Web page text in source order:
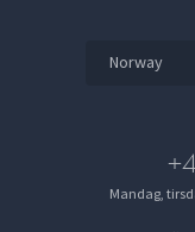
Norway
Mandag,